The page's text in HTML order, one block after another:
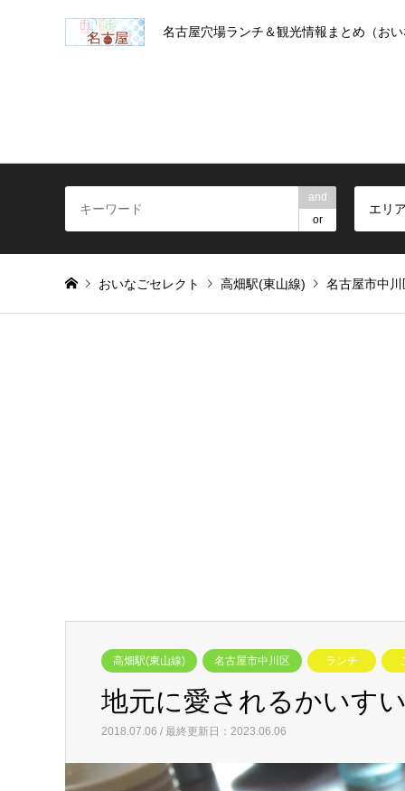
名古屋穴場ランチ＆観光情報まとめ（お
and
or
エリ
おいなごセレクト 高畑駅(東山線) 名古屋市中川
高畑駅(東山線) 名古屋市中川区 ランチ
地元に愛されるかいす
2018.07.06 / 最終更新日：2023.06.06